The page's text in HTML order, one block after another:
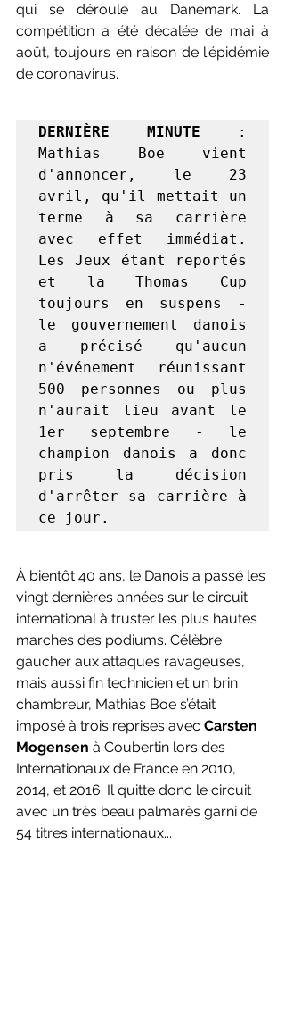
qui se déroule au Danemark. La
compétition a été décalée de mai à
août, toujours en raison de l'épidémie
de coronavirus.
DERNIÈRE MINUTE :
Mathias Boe vient
d'annoncer, le 23
avril, qu'il mettait un
terme à sa carrière
avec effet immédiat.
Les Jeux étant reportés
et la Thomas Cup
toujours en suspens -
le gouvernement danois
a précisé qu'aucun
n'événement réunissant
500 personnes ou plus
n'aurait lieu avant le
1er septembre - le
champion danois a donc
pris la décision
d'arrêter sa carrière à
ce jour.
À bientôt 40 ans, le Danois a passé les
vingt dernières années sur le circuit
international à truster les plus hautes
marches des podiums. Célèbre
gaucher aux attaques ravageuses,
mais aussi fin technicien et un brin
chambreur, Mathias Boe s’était
imposé à trois reprises avec Carsten
Mogensen à Coubertin lors des
Internationaux de France en 2010,
2014, et 2016. Il quitte donc le circuit
avec un très beau palmarès garni de
54 titres internationaux...